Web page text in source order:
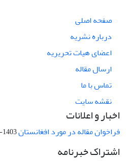
صفحه اصلی
درباره نشریه
اعضای هیات تحریریه
ارسال مقاله
تماس با ما
نقشه سایت
اخبار و اعلانات
فراخوان مقاله در مورد افغانستان1403-04-13
اشتراک خبرنامه